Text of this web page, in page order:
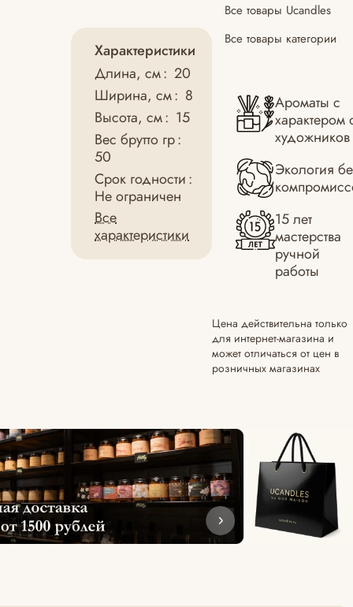
Характеристики
Длина, см: 20
Ширина, см: 8
Высота, см: 15
Вес брутто гр:
50
Срок годности:
Не ограничен
Все
характеристики
Все товары Ucandles
Все товары категории
Ароматы с
характером
художников
Экология
15 лет
мастерства
ручной
работы
Цена действительна только
для интернет-магазина и
может отличаться от цен в
розничных магазинах